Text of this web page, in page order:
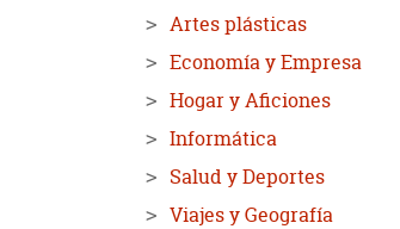
Artes plásticas
Economía y Empresa
Hogar y Aficiones
Informática
Salud y Deportes
Viajes y Geografía